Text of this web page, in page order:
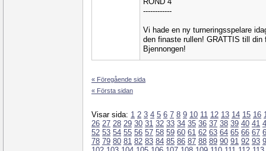
------------
Vi hade en ny turneringsspelare
den finaste rullen! GRATTIS till din
Bjennongen!
« Föregående sida
« Första sidan
Visar sida: 1 2 3 4 5 6 7 8 9 10 11 12 13 14 15 16
26 27 28 29 30 31 32 33 34 35 36 37 38 39 40 41
52 53 54 55 56 57 58 59 60 61 62 63 64 65 66 67
78 79 80 81 82 83 84 85 86 87 88 89 90 91 92 93